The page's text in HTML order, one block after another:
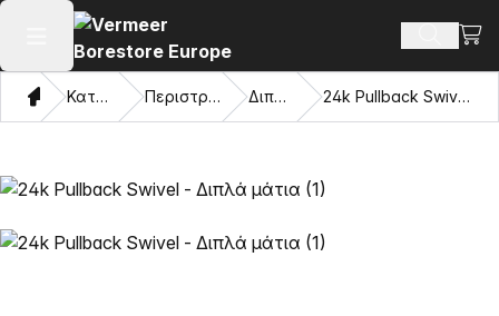
Άνοιγμα κύριου μενού
Σπίτι Κατάλογος Περιστρεφόμενοι Διπλό μάτι 24k Pullback Swivel - Διπλά μάτια